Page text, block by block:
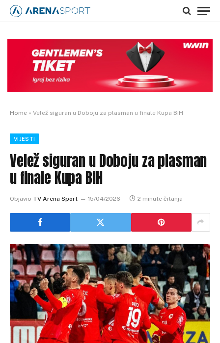
Home » Velež siguran u Doboju za plasman u finale Kupa BiH
VIJESTI
Velež siguran u Doboju za plasman
u finale Kupa BiH
Objavio TV Arena Sport 15/04/2026 2 minute čitanja